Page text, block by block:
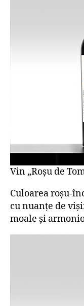
Vin „Roșu de
Culoarea roșu-
cu nuanțe de
moale și